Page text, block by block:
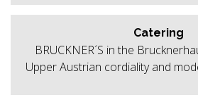
Catering
BRUCKNER´S in the
Upper Austrian cordiality and